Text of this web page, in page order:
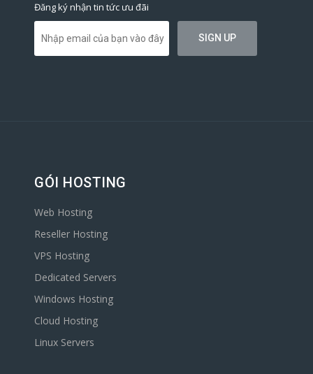
Đăng ký nhận tin tức ưu đãi
GÓI HOSTING
Web Hosting
Reseller Hosting
VPS Hosting
Dedicated Servers
Windows Hosting
Cloud Hosting
Linux Servers